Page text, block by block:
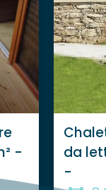
-
da
-